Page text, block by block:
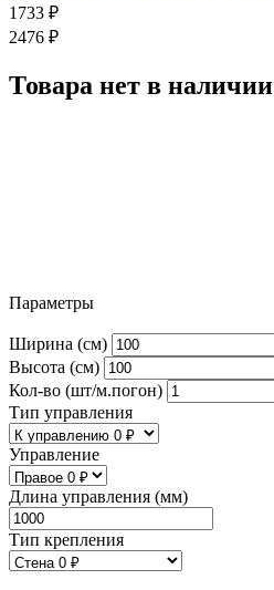
1733 ₽
2476 ₽
Товара нет в наличии
Параметры
Ширина (см)
Высота (см)
Кол-во (шт/м.погон)
Тип управления
Управление
Длина управления (мм)
Тип крепления